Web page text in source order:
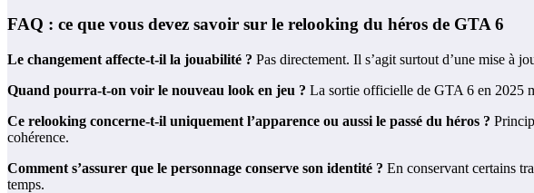
FAQ : ce que vous devez savoir sur le relooking du héros de GTA 6
Le changement affecte-t-il la jouabilité ? Pas directement. Il s’agit surtout d’une mise à
Quand pourra-t-on voir le nouveau look en jeu ? La sortie officielle de GTA 6 en 2025
Ce relooking concerne-t-il uniquement l’apparence ou aussi le passé du héros ?
cohérence.
Comment s’assurer que le personnage conserve son identité ? En conservant certains
temps.